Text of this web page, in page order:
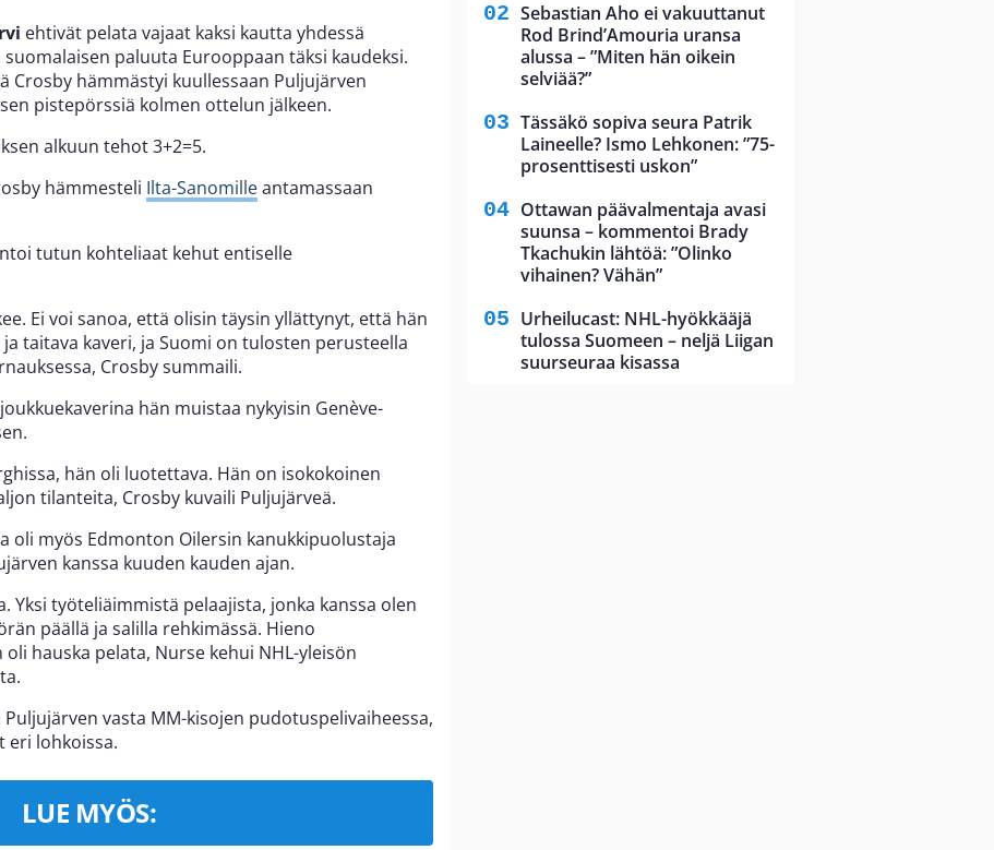
ehtivät pelata vajaat kaksi kautta yhdessä
paluuta Eurooppaan täksi kaudeksi.
Crosby hämmästyi kuullessaan Puljujärven
pistepörssiä kolmen ottelun jälkeen.
alkuun tehot 3+2=5.
hämmesteli Ilta-Sanomilleantamassaan
tutun kohteliaat kehut entiselle
Ei voi sanoa, että olisin täysin yllättynyt, että hän
taitava kaveri, ja Suomi on tulosten perusteella
Crosby summaili.
hän muistaa nykyisin Genève-
hän oli luotettava. Hän on isokokoinen
tilanteita, Crosby kuvaili Puljujärveä.
oli myös Edmonton Oilersin kanukkipuolustaja
kanssa kuuden kauden ajan.
Yksi työteliäimmistä pelaajista, jonka kanssa olen
päällä ja salilla rehkimässä. Hieno
hauska pelata, Nurse kehui NHL-yleisön
vasta MM-kisojen pudotuspelivaiheessa,
eri lohkoissa.
LUE MYÖS:
Sebastian Aho ei vakuuttanut
Rod Brind’Amouria uransa
alussa – ”Miten hän oikein
selviää?”
Tässäkö sopiva seura Patrik
Laineelle? Ismo Lehkonen: ”75-
prosenttisesti uskon”
Ottawan päävalmentaja avasi
suunsa – kommentoi Brady
Tkachukin lähtöä: ”Olinko
vihainen? Vähän”
Urheilucast: NHL-hyökkääjä
tulossa Suomeen – neljä Liigan
suurseuraa kisassa